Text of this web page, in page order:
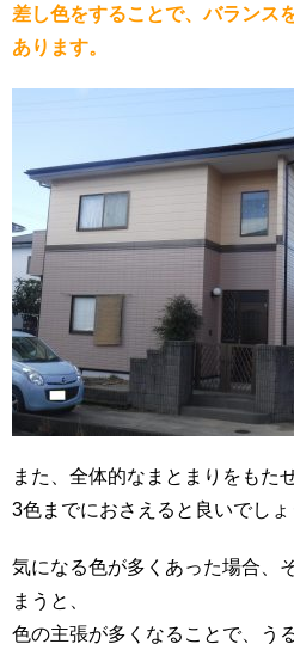
差し色をすることで、バランス
あります。
また、全体的なまとまりをもた
3色までにおさえると良いでしょ
気になる色が多くあった場合、
まうと、
色の主張が多くなることで、う